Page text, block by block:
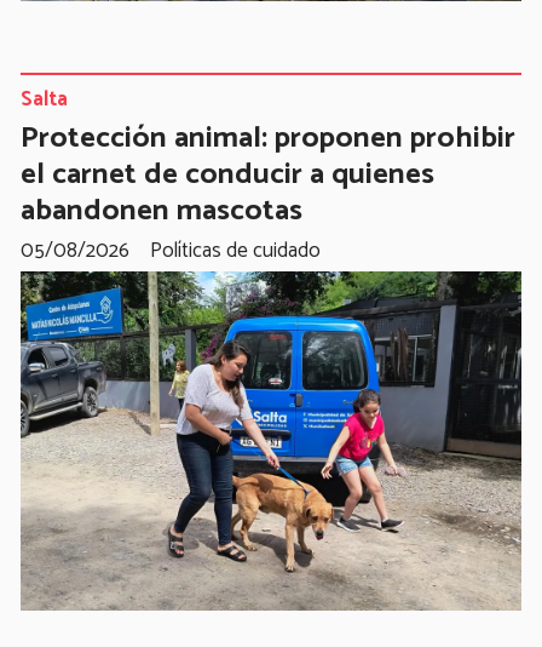
Protección animal: proponen prohibir
el carnet de conducir a quienes
abandonen mascotas
Políticas de cuidado
Salta
05/08/2026